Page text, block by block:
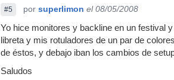
#5 por superlimon el 08/05/2008
Yo hice monitores y backline en un festival
libreta y mis rotuladores de un par de
de éstos, y debajo iban los cambios de
Saludos